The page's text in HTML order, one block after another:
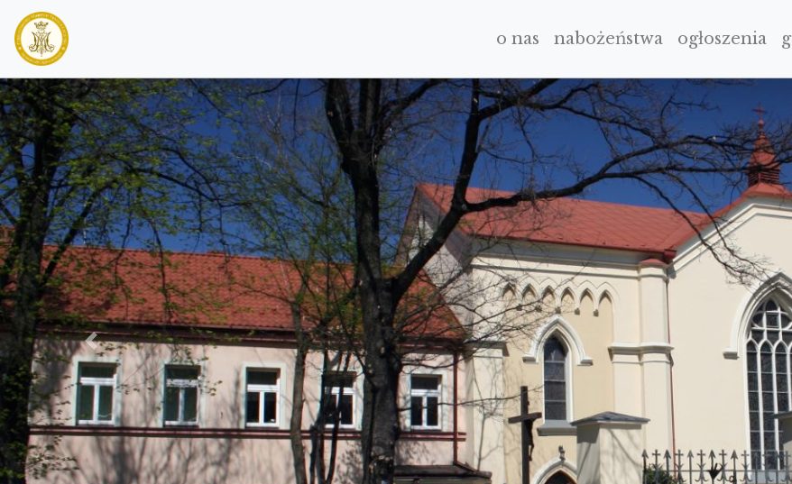
o nas nabożeństwa ogłoszenia
PREVIOUS